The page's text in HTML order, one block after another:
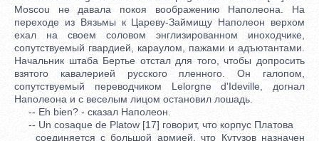
Moscou не давала покоя воображению Наполеона. На
переходе из Вязьмы к Цареву-Займищу Наполеон верхом
ехал на своем соловом энглизированном иноходчике,
сопутствуемый гвардией, караулом, пажами и адъютантами.
Начальник штаба Бертье отстал для того, чтобы допросить
взятого кавалерией русского пленного. Он галопом,
сопутствуемый переводчиком Lelorgne d'Ideville, догнал
Наполеона и с веселым лицом остановил лошадь.
-- Eh bien? - сказал Наполеон.
-- Un cosaque de Platow [17] говорит, что корпус Платова
соединяется с большой армией, что Кутузов назначен